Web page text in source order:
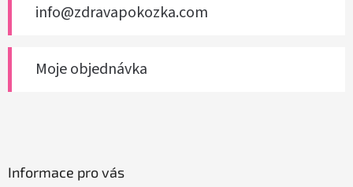
info@zdravapokozka.com
Moje objednávka
Informace pro vás